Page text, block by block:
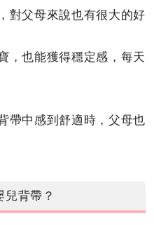
對父母來說也有很大的好
，也能獲得穩定感，每天
帶中感到舒適時，父母也
兒背帶？